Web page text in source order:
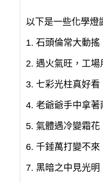
以下是一些化學燈
1. 石頭倫常大動
2. 遇火氣旺，工
3. 七彩光柱真好
4. 老爺爺手中拿
5. 氣體遇冷變霜
6. 千錘萬打變不
7. 黑暗之中見光